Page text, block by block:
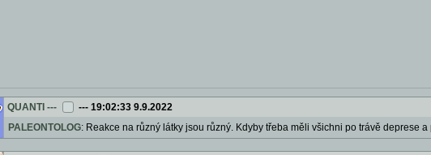
QUANTI --- --- 19:02:33 9.9.2022
PALEONTOLOG: Reakce na různý látky jsou různý. Kdyby třeba měli všichni po trávě deprese